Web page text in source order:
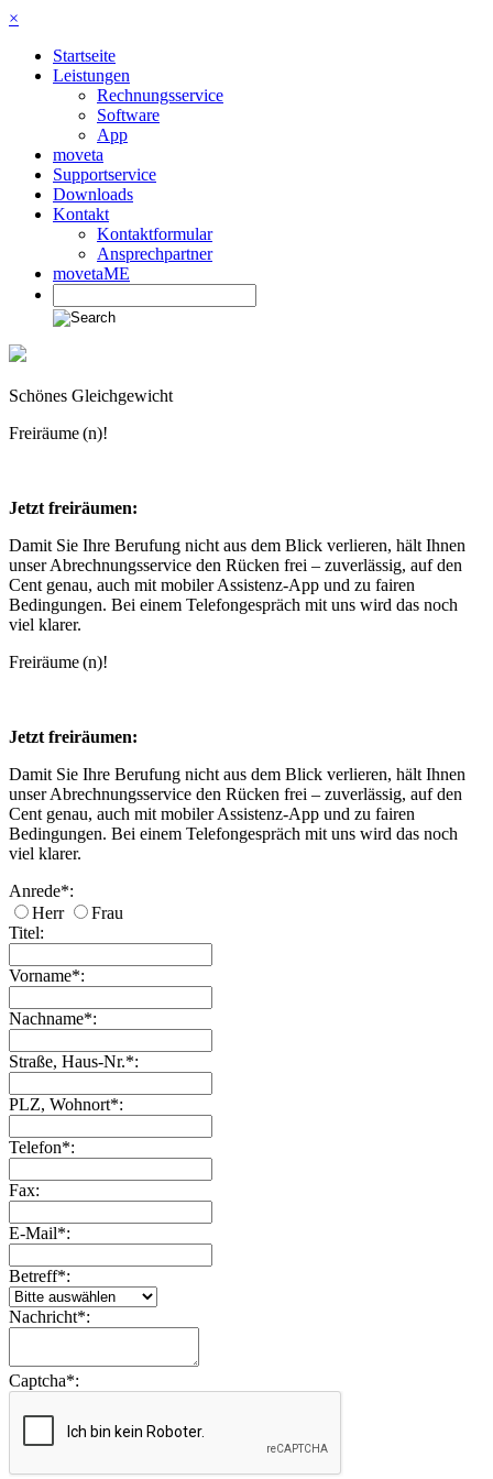
×
Startseite
Leistungen
Rechnungsservice
Software
App
moveta
Supportservice
Downloads
Kontakt
Kontaktformular
Ansprechpartner
movetaME
Schönes Gleichgewicht
Freiräume (n)!
Jetzt freiräumen:
Damit Sie Ihre Berufung nicht aus dem Blick verlieren, hält Ihnen
unser Abrechnungsservice den Rücken frei – zuverlässig, auf den
Cent genau, auch mit mobiler Assistenz-App und zu fairen
Bedingungen. Bei einem Telefongespräch mit uns wird das noch
viel klarer.
Freiräume (n)!
Jetzt freiräumen:
Damit Sie Ihre Berufung nicht aus dem Blick verlieren, hält Ihnen
unser Abrechnungsservice den Rücken frei – zuverlässig, auf den
Cent genau, auch mit mobiler Assistenz-App und zu fairen
Bedingungen. Bei einem Telefongespräch mit uns wird das noch
viel klarer.
Anrede*:
Herr
Frau
Titel:
Vorname*:
Nachname*:
Straße, Haus-Nr.*:
PLZ, Wohnort*:
Telefon*:
Fax:
E-Mail*:
Betreff*:
Nachricht*:
Captcha*: